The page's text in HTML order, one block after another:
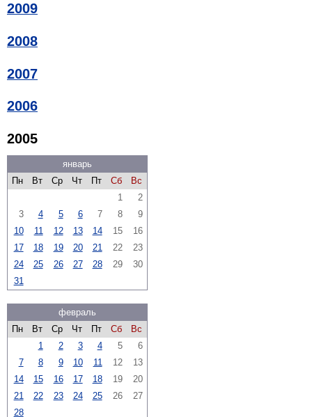
2009
2008
2007
2006
2005
январь
Пн
Вт Ср Чт Пт Сб
Вс
1
2
3
4 5 6 7 8
9
10
11 12 13 14 15
16
17
18 19 20 21 22
23
24
25 26 27 28 29
30
31
февраль
Пн
Вт Ср Чт Пт Сб
Вс
1
2 3 4 5
6
7
8 9 10 11 12
13
14
15 16 17 18 19
20
21
22 23 24 25 26
27
28